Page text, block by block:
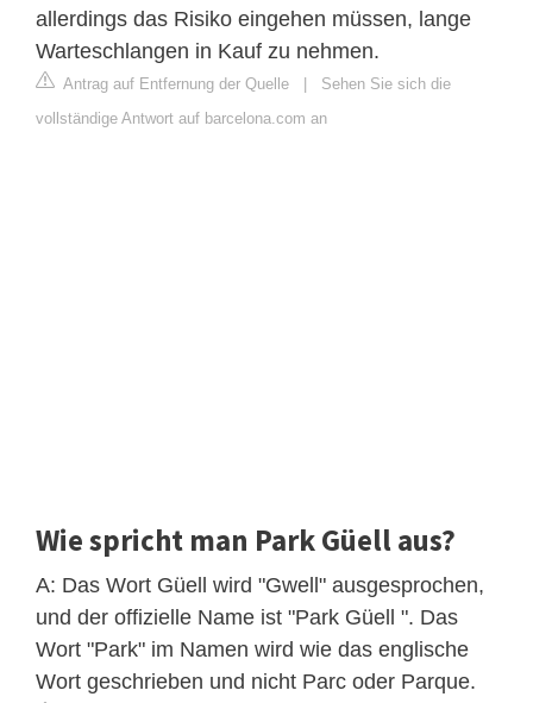
allerdings das Risiko eingehen müssen, lange
Warteschlangen in Kauf zu nehmen.
Antrag auf Entfernung der Quelle | Sehen Sie sich die
vollständige Antwort auf barcelona.com an
Wie spricht man Park Güell aus?
A: Das Wort Güell wird "Gwell" ausgesprochen,
und der offizielle Name ist "Park Güell ". Das
Wort "Park" im Namen wird wie das englische
Wort geschrieben und nicht Parc oder Parque.